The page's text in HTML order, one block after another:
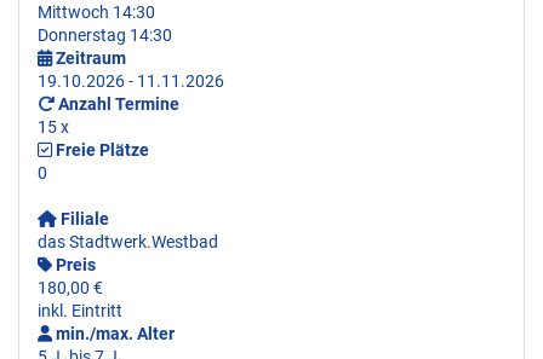
Mittwoch 14:30
Donnerstag 14:30
Zeitraum
19.10.2026 - 11.11.2026
Anzahl Termine
15 x
Freie Plätze
0
Filiale
das Stadtwerk.Westbad
Preis
180,00 €
inkl. Eintritt
min./max. Alter